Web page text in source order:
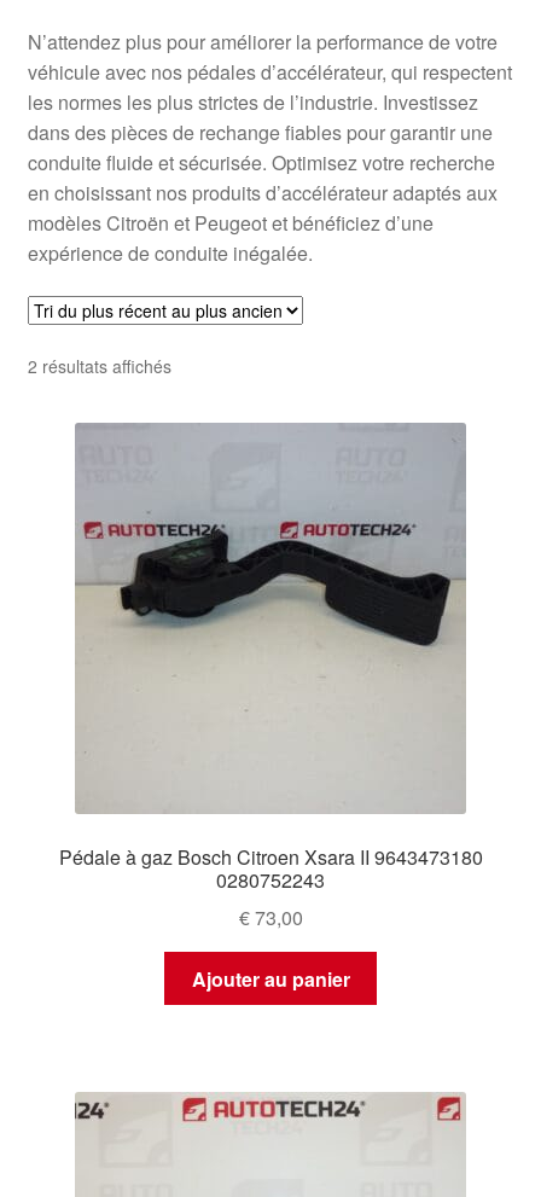
Termes et conditions
N’attendez plus pour améliorer la performance de votre
véhicule avec nos pédales d’accélérateur, qui respectent
les normes les plus strictes de l’industrie. Investissez
dans des pièces de rechange fiables pour garantir une
conduite fluide et sécurisée. Optimisez votre recherche
en choisissant nos produits d’accélérateur adaptés aux
modèles Citroën et Peugeot et bénéficiez d’une
expérience de conduite inégalée.
2 résultats affichésTrié
plus
ancien
Pédale à gaz Bosch Citroen Xsara II 9643473180
0280752243
€73,00
Ajouter au panier